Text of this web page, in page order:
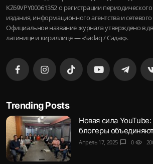
KZ69VPY00061352 о регистрации
издания, информационного агентства и
Официальное название журнала утверждено в
латинице и кириллице — «Sadaq / Садақ».
Trending Posts
Новая сила
блогеры
Апрель 17, 2025 chat_bubble 0 visibility